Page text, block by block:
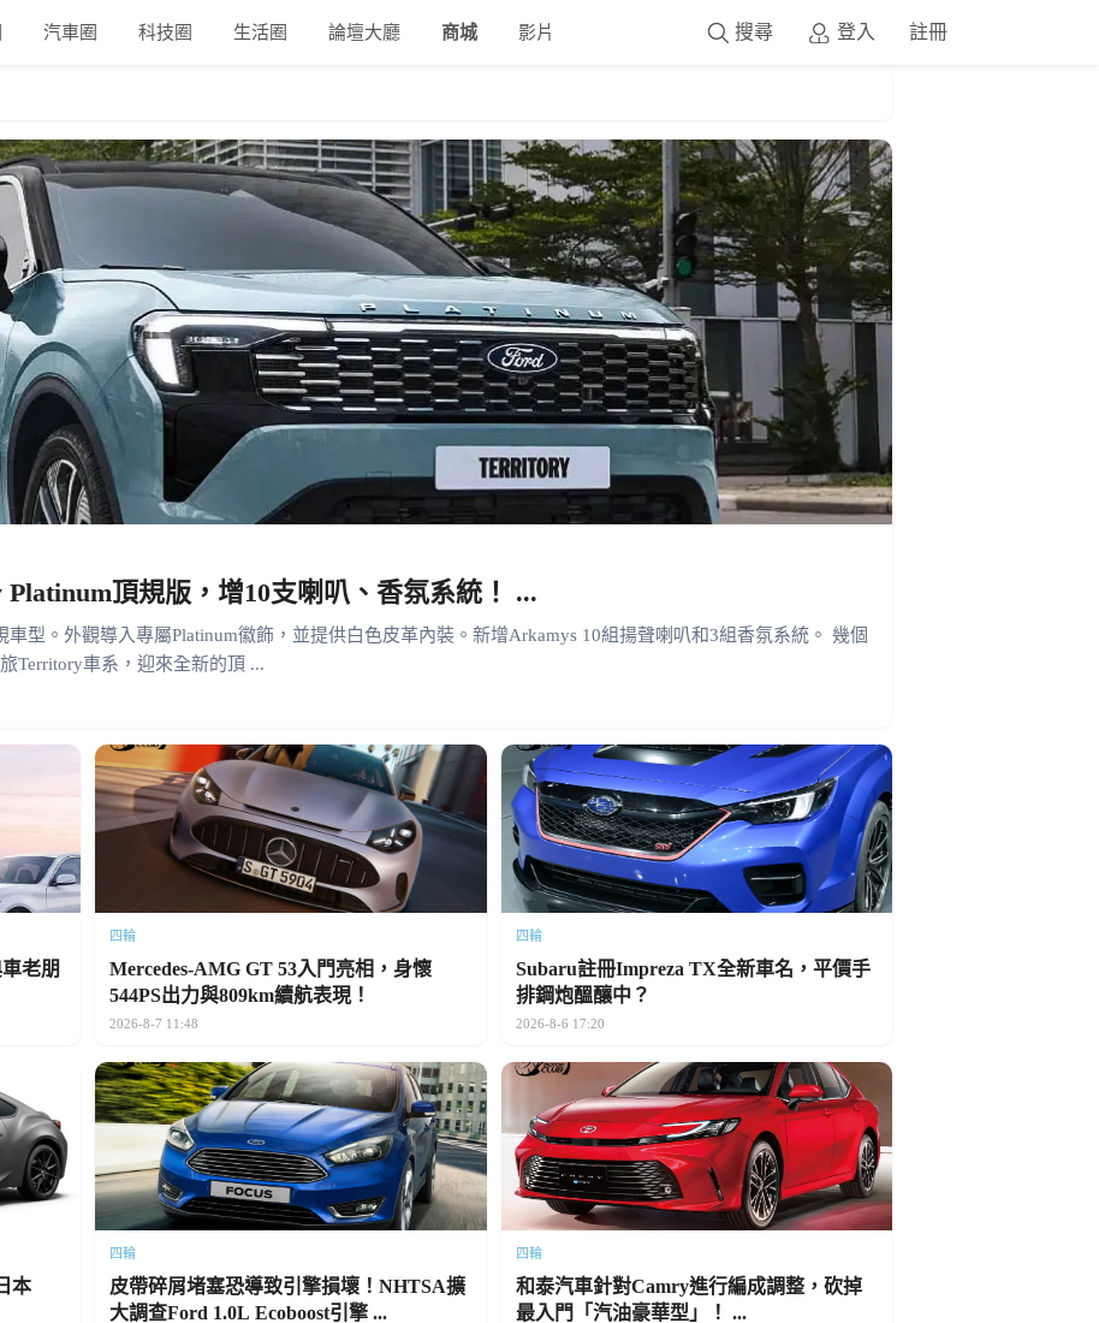
汽車圈 科技圈 生活圈 論壇大廳 商城 影片 登入 註冊
搜尋
頂規版，增10支喇叭、香氛系統！ ...
車型。外觀導入專屬Platinum徽飾，並提供白色皮革內裝。新增Arkamys 10組揚聲喇叭和3組香氛系統。 幾個
Territory車系，迎來全新的頂 ...
老朋
四輪
Mercedes-AMG GT 53入門亮相，身懷
544PS出力與809km續航表現！
2026-8-7 11:48
四輪
Subaru註冊Impreza TX全新車名，平價手
排鋼炮醞釀中？
2026-8-6 17:20
本
四輪
皮帶碎屑堵塞恐導致引擎損壞！NHTSA擴
大調查Ford 1.0L Ecoboost引擎 ...
四輪
和泰汽車針對Camry進行編成調整，砍掉
最入門「汽油豪華型」！ ...